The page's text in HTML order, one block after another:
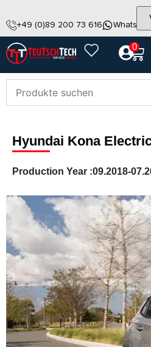
+49 (0)89 200 73 616
0
Hyundai Kona
Production Year :09.2018-